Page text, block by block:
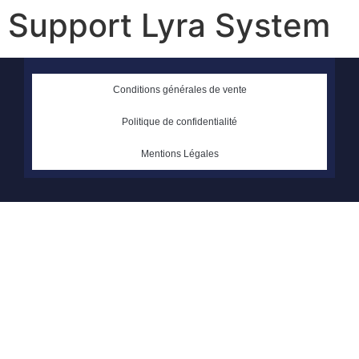
Support Lyra System
Conditions générales de vente
Politique de confidentialité
Mentions Légales